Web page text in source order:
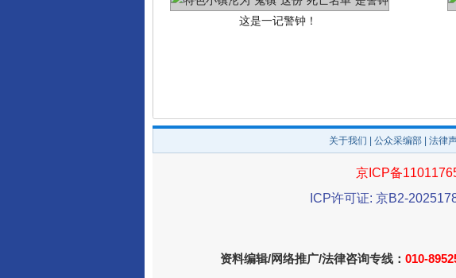
关于我们 公众采编部 法律
京ICP备
ICP许可证: 京B2-
资料编辑/网络推广/法律咨询专线： 010-